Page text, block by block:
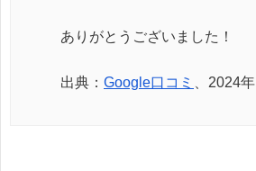
ありがとうございました！
出典： Google口コミ 、2024年